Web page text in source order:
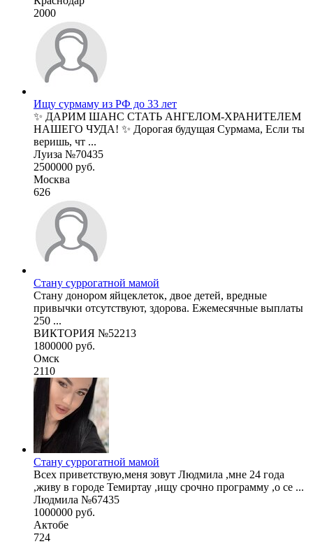
2000
Ищу сурмаму из РФ до 33 лет
✨ ДАРИМ ШАНС СТАТЬ АНГЕЛОМ-ХРАНИТЕЛЕМ
НАШЕГО ЧУДА! ✨ Дорогая будущая Сурмама, Если ты
веришь, чт ...
Луиза №70435
2500000 руб.
Москва
626
Стану суррогатной мамой
Стану донором яйцеклеток, двое детей, вредные
привычки отсутствуют, здорова. Ежемесячные выплаты
250 ...
ВИКТОРИЯ №52213
1800000 руб.
Омск
2110
Стану суррогатной мамой
Всех приветствую,меня зовут Людмила ,мне 24 года
,живу в городе Темиртау ,ищу срочно программу ,о се ...
Людмила №67435
1000000 руб.
Актобе
724